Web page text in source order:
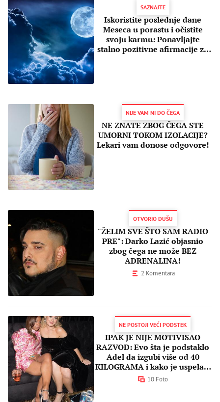
SAZNAJTE
Iskoristite poslednje dane
Meseca u porastu i očistite
svoju karmu: Ponavljajte
stalno pozitivne afirmacije za
NIJE VAM NI DO ČEGA
NE ZNATE ZBOG ČEGA STE
UMORNI TOKOM IZOLACIJE?
Lekari vam donose odgovore!
OTVORIO DUŠU
"ŽELIM SVE ŠTO SAM RADIO
PRE": Darko Lazić objasnio
zbog čega ne može BEZ
ADRENALINA!
2 Komentara
NE POSTOJI VEĆI PODSTEK
IPAK JE NIJE MOTIVISAO
RAZVOD: Evo šta je podstaklo
Adel da izgubi više od 40
KILOGRAMA i kako je uspela u
tome
10 Foto